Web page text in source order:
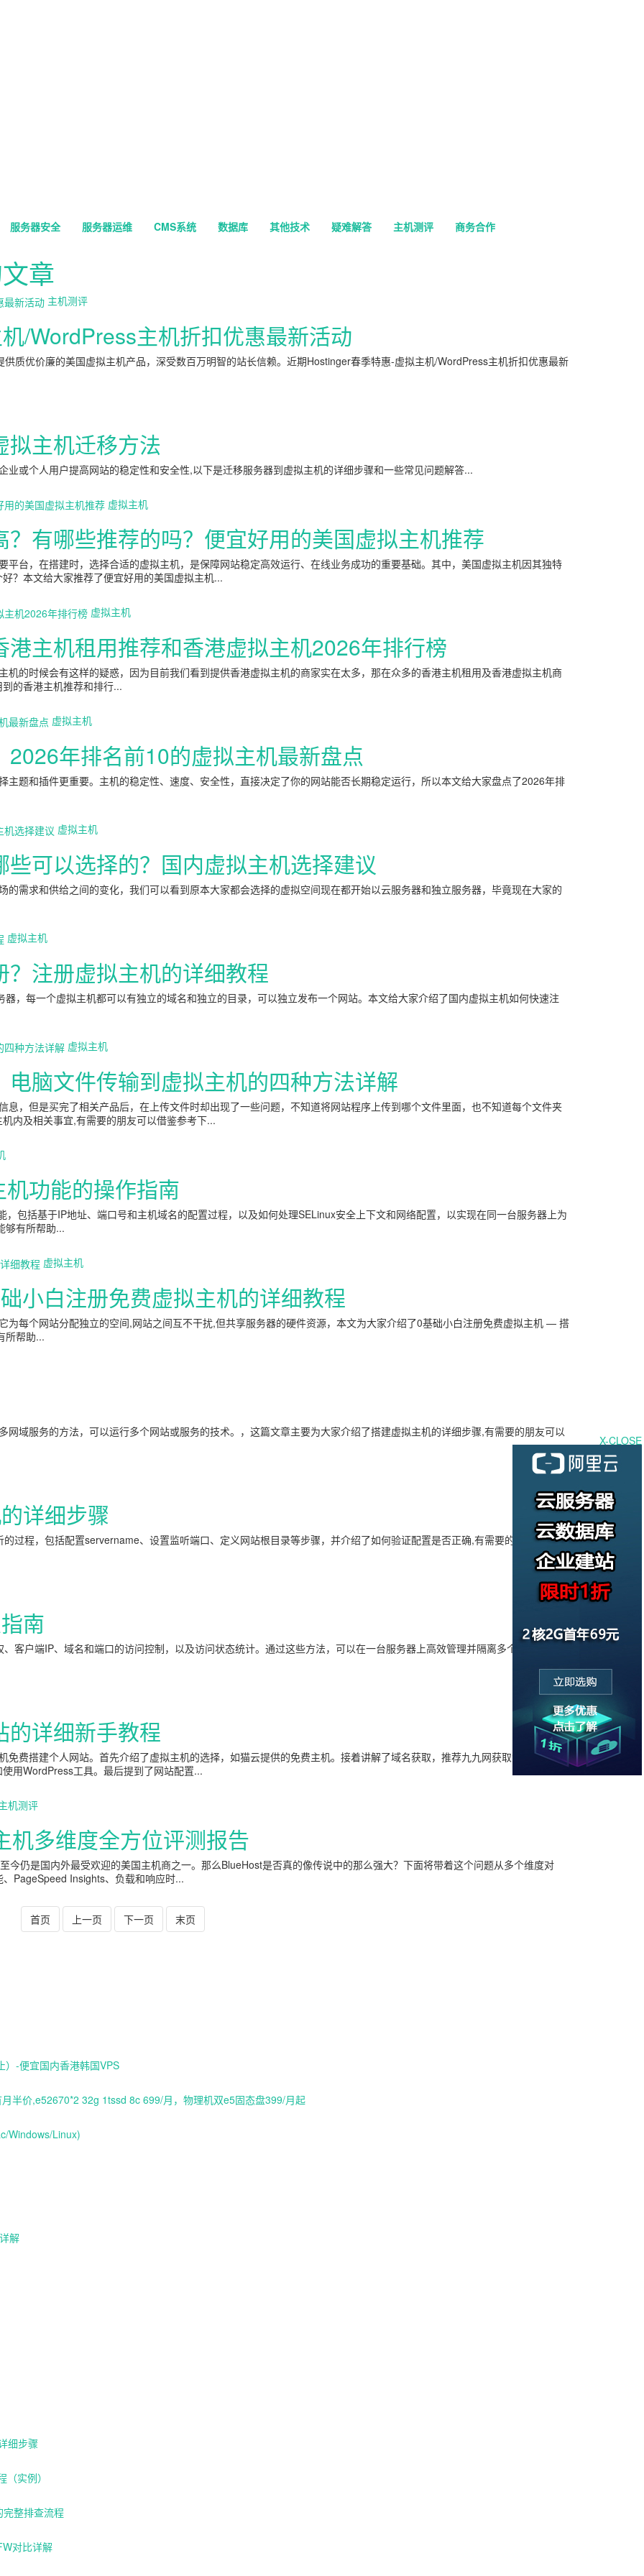
X-CLOSE
服务器安全 服务器运维 CMS系统 数据库 其他技术 疑难解答 主机测评 商务合作
章
主机测评
/WordPress主机折扣优惠最新活动
质优价廉的美国虚拟主机产品，深受数百万明智的站长信赖。近期Hostinger春季特惠-虚拟主机/WordPress主机折扣优惠最新
主机迁移方法
或个人用户提高网站的稳定性和安全性,以下是迁移服务器到虚拟主机的详细步骤和一些常见问题解答...
虚拟主机
有哪些推荐的吗？便宜好用的美国虚拟主机推荐
台，在搭建时，选择合适的虚拟主机，是保障网站稳定高效运行、在线业务成功的重要基础。其中，美国虚拟主机因其独特
？本文给大家推荐了便宜好用的美国虚拟主机...
虚拟主机
主机租用推荐和香港虚拟主机2026年排行榜
的时候会有这样的疑惑，因为目前我们看到提供香港虚拟主机的商家实在太多，那在众多的香港主机租用及香港虚拟主机商
的香港主机推荐和排行...
虚拟主机
年排名前10的虚拟主机最新盘点
题和插件更重要。主机的稳定性、速度、安全性，直接决定了你的网站能否长期稳定运行，所以本文给大家盘点了2026年排
虚拟主机
可以选择的？国内虚拟主机选择建议
需求和供给之间的变化，我们可以看到原本大家都会选择的虚拟空间现在都开始以云服务器和独立服务器，毕竟现在大家的
虚拟主机
注册虚拟主机的详细教程
，每一个虚拟主机都可以有独立的域名和独立的目录，可以独立发布一个网站。本文给大家介绍了国内虚拟主机如何快速注
虚拟主机
脑文件传输到虚拟主机的四种方法详解
，但是买完了相关产品后，在上传文件时却出现了一些问题，不知道将网站程序上传到哪个文件里面，也不知道每个文件夹
内及相关事宜,有需要的朋友可以借鉴参考下...
功能的操作指南
包括基于IP地址、端口号和主机域名的配置过程，以及如何处理SELinux安全上下文和网络配置，以实现在同一台服务器上为
够有所帮助...
虚拟主机
小白注册免费虚拟主机的详细教程
每个网站分配独立的空间,网站之间互不干扰,但共享服务器的硬件资源，本文为大家介绍了0基础小白注册免费虚拟主机 — 搭
所帮助...
域服务的方法，可以运行多个网站或服务的技术。，这篇文章主要为大家介绍了搭建虚拟主机的详细步骤,有需要的朋友可以
详细步骤
过程，包括配置servername、设置监听端口、定义网站根目录等步骤，并介绍了如何验证配置是否正确,有需要的朋友可以借
南
户端IP、域名和端口的访问控制，以及访问状态统计。通过这些方法，可以在一台服务器上高效管理并隔离多个网站的访问,
的详细新手教程
费搭建个人网站。首先介绍了虚拟主机的选择，如猫云提供的免费主机。接着讲解了域名获取，推荐九九网获取免费域名并
用WordPress工具。最后提到了网站配置...
机测评
机多维度全方位评测报告
仍是国内外最受欢迎的美国主机商之一。那么BlueHost是否真的像传说中的那么强大？下面将带着这个问题从多个维度对
PageSpeed Insights、负载和响应时...
首页 上一页 下一页 末页
）-便宜国内香港韩国VPS
半价,e52670*2 32g 1tssd 8c 699/月，物理机双e5固态盘399/月起
Windows/Linux)
解
细步骤
实例）
整排查流程
对比详解